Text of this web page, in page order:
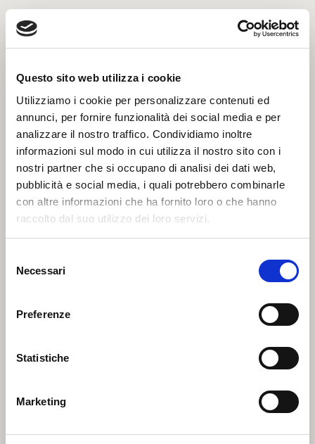
Questo sito web utilizza i cookie
Utilizziamo i cookie per personalizzare contenuti ed
annunci, per fornire funzionalità dei social media e per
analizzare il nostro traffico. Condividiamo inoltre
informazioni sul modo in cui utilizza il nostro sito con i
nostri partner che si occupano di analisi dei dati web,
pubblicità e social media, i quali potrebbero combinarle
con altre informazioni che ha fornito loro o che hanno
raccolto dal suo utilizzo dei loro servizi.
delNecessari
Preferenze
Statistiche
Marketing
Filetti di Acciughe con Capperi all’olio di oliva (80g)